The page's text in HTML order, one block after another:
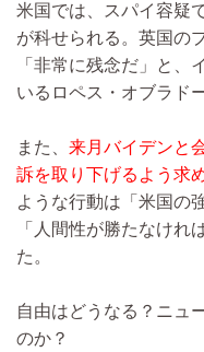
米国では、スパイ容疑
が科せられる。英国の
「非常に残念だ」と、
いるロペス・オブラド
また、 来月バイデンと
訴を取り下げるよう求
ような行動は「米国の
「人間性が勝たなけれ
た。
自由はどうなる？ニュ
のか？